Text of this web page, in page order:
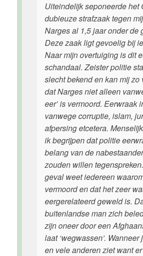
Uiteindelijk seponeerde het
dubieuze strafzaak tegen
Narges al 1,5 jaar onder de
Deze zaak ligt gevoelig bij
Naar mijn overtuiging is dit
schandaal. Zeister politie
slecht bekend en kan mij zo
dat Narges niet alleen
eer’ is vermoord. Eerwraak
vanwege corruptie, islam,
afpersing etcetera.
ik begrijpen dat politie
belang van de
zouden willen
geval weet iedereen
vermoord en dat het zeer
eergerelateerd geweld is.
buitenlandse man zich
zijn oneer door een
laat ‘wegwassen’.
en vele anderen ziet want